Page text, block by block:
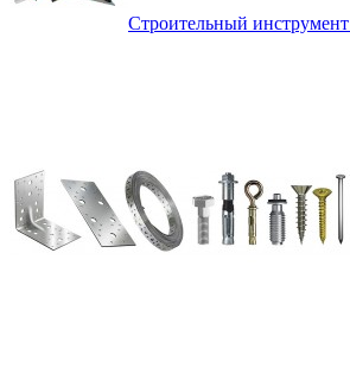
Строительный инструмент